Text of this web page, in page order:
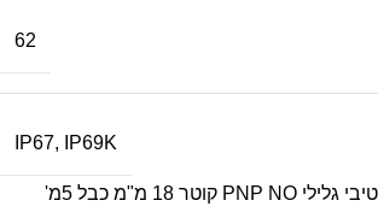
62
IP67, IP69K